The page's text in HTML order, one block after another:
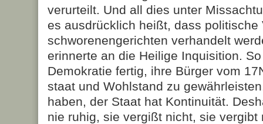
verurteilt. Und all dies unter
es ausdrücklich heißt, dass
schwore­nen­gerichten verhandelt
erinnerte an die Heilige Inquisi­tion.
Demokratie fertig, ihre Bürger vom
staat und Wohlstand zu
haben, der Staat hat Kon­tinuität.
nie ruhig, sie vergißt nicht, sie vergibt